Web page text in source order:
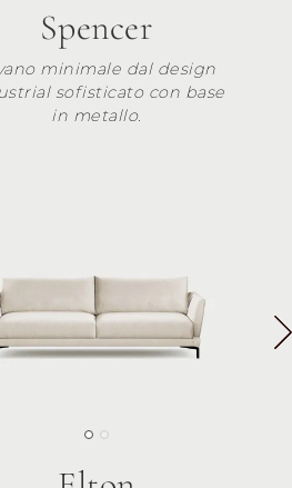
Spencer
minimale dal design
sofisticato con base
in metallo.